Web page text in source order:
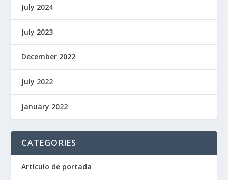
July 2024
July 2023
December 2022
July 2022
January 2022
CATEGORIES
Artículo de portada